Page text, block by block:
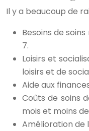
Il y a beaucoup de
Besoins de
7.
Loisirs et
loisirs et de
Aide aux
Coûts de soins
mois et moins
Amélioration de